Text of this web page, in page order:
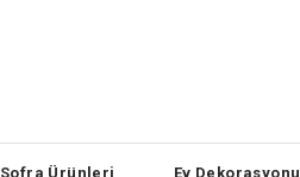
Sofra Ürünleri Ev Dekorasyonu